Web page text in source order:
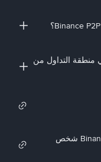
منطقة التداول من
كيف تضيف طرق دفع جديدة على Binance شخص